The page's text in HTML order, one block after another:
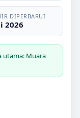
DIPERBARUI
2026
utama: Muara